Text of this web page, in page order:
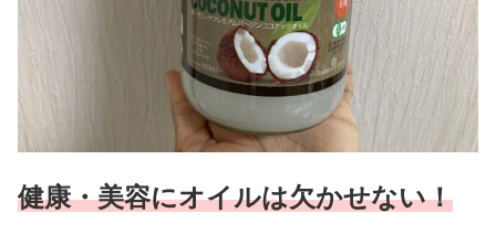
健康・美容にオイルは欠かせない！